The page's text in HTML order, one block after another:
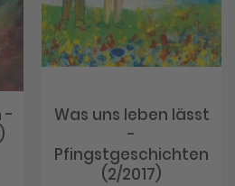
-
Was uns leben lässt
-
Pfingstgeschichten
(2/2017)